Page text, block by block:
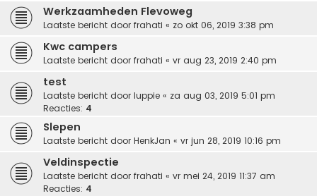
Werkzaamheden Flevoweg
Laatste bericht door frahati « zo okt 06, 2019 3:38 pm
Kwc campers
Laatste bericht door frahati « vr aug 23, 2019 2:40 pm
test
Laatste bericht door luppie « za aug 03, 2019 5:01 pm
Reacties: 4
Slepen
Laatste bericht door HenkJan « vr jun 28, 2019 10:16 pm
Veldinspectie
Laatste bericht door frahati « vr mei 24, 2019 11:37 am
Reacties: 4